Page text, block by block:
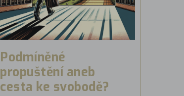
Podmíněné
propuštění aneb
cesta ke svobodě?